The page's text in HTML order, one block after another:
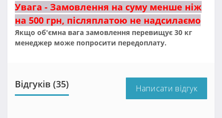
Увага - Замовлення на суму менше ніж
на 500 грн, післяплатою не надсилаємо
Якщо об'ємна вага замовлення перевищує 30 кг
менеджер може попросити передоплату.
Відгуків (35) Написати відгук